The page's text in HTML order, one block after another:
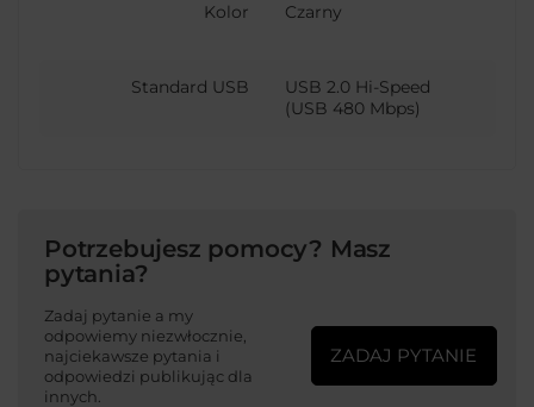
Kolor Czarny
Standard USB
USB 2.0 Hi-Speed
(USB 480 Mbps)
Potrzebujesz pomocy? Masz
pytania?
Zadaj pytanie a my
odpowiemy niezwłocznie,
najciekawsze pytania i
odpowiedzi publikując dla
innych.
ZADAJ PYTANIE